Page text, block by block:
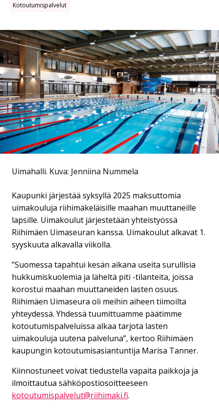
Kotoutumispalvelut
Uimahalli. Kuva: Jenniina Nummela
Kaupunki järjestää syksyllä 2025 maksuttomia
uimakouluja riihimäkeläisille maahan muuttaneille
lapsille. Uimakoulut järjestetään yhteistyössä
Riihimäen Uimaseuran kanssa. Uimakoulut alkavat 1.
syyskuuta alkavalla viikolla.
”Suomessa tapahtui kesän aikana useita surullisia
hukkumiskuolemia ja läheltä piti -tilanteita, joissa
korostui maahan muuttaneiden lasten osuus.
Riihimäen Uimaseura oli meihin aiheen tiimoilta
yhteydessä. Yhdessä tuumittuamme päätimme
kotoutumispalveluissa alkaa tarjota lasten
uimakouluja uutena palveluna”, kertoo Riihimäen
kaupungin kotoutumisasiantuntija Marisa Tanner.
Kiinnostuneet voivat tiedustella vapaita paikkoja ja
ilmoittautua sähköpostiosoitteeseen
kotoutumispalvelut@riihimaki.fi.